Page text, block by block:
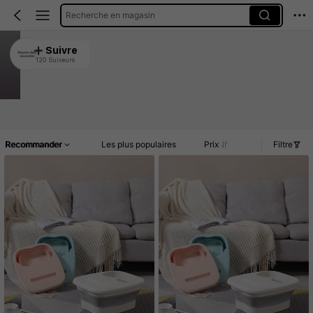
Recherche en magasin
Xiaowen daily necessities
4.91
Suivre
120 Suiveurs
Recommander Les plus populaires Prix Filtre